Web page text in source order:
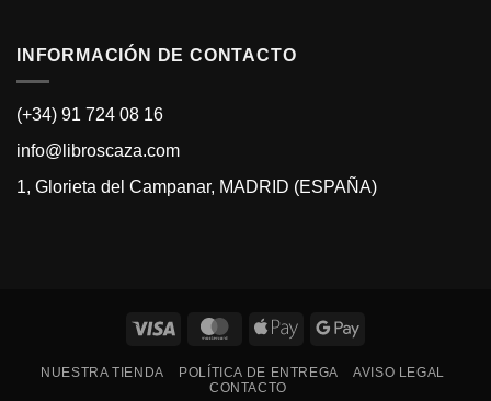
INFORMACIÓN DE CONTACTO
(+34) 91 724 08 16
info@libroscaza.com
1, Glorieta del Campanar, MADRID (ESPAÑA)
Visa MasterCardApple
Google
NUESTRA TIENDA POLÍTICA DE ENTREGA
AVISO LEGAL
CONTACTO